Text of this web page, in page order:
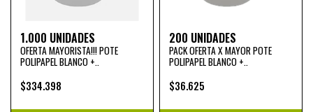
1.000 UNIDADES
OFERTA MAYORISTA!!! POTE
POLIPAPEL BLANCO +..
$334.398
200 UNIDADES
PACK OFERTA X MAYOR POTE
POLIPAPEL BLANCO +..
$36.625